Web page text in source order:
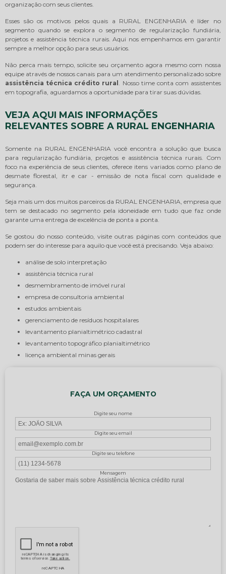
organização com seus clientes.
Esses são os motivos pelos quais a RURAL ENGENHARIA é líder no
segmento quando se explora o segmento de regularização fundiária,
projetos e assistência técnica rurais. Aqui nos empenhamos em garantir
sempre a melhor opção para seus usuários.
Não perca mais tempo, solicite seu orçamento agora mesmo com nossa
equipe através de nossos canais para um atendimento personalizado sobre
assistência técnica crédito rural . Nosso time conta com assistentes
em topografia, aguardamos a oportunidade para tirar suas dúvidas.
VEJA AQUI MAIS INFORMAÇÕES
RELEVANTES SOBRE A RURAL ENGENHARIA
Somente na RURAL ENGENHARIA você encontra a solução que busca
para regularização fundiária, projetos e assistência técnica rurais. Com
foco na experiência de seus clientes, oferece itens variados como plano de
desmate florestal, itr e car - emissão de nota fiscal com qualidade e
segurança.
Seja mais um dos muitos parceiros da RURAL ENGENHARIA, empresa que
tem se destacado no segmento pela idoneidade em tudo que faz onde
garante uma entrega de excelência de ponta a ponta.
Se gostou do nosso conteúdo, visite outras páginas com conteúdos que
podem ser do interesse para aquilo que você está precisando. Veja abaixo:
análise de solo interpretação
assistência técnica rural
desmembramento de imóvel rural
empresa de consultoria ambiental
estudos ambientais
gerenciamento de resíduos hospitalares
levantamento planialtimétrico cadastral
levantamento topográfico planialtimétrico
licença ambiental minas gerais
FAÇA UM ORÇAMENTO
Digite seu nome
Digite seu email
Digite seu telefone
Mensagem